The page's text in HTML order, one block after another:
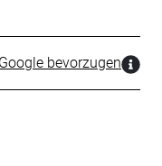
bevorzugen